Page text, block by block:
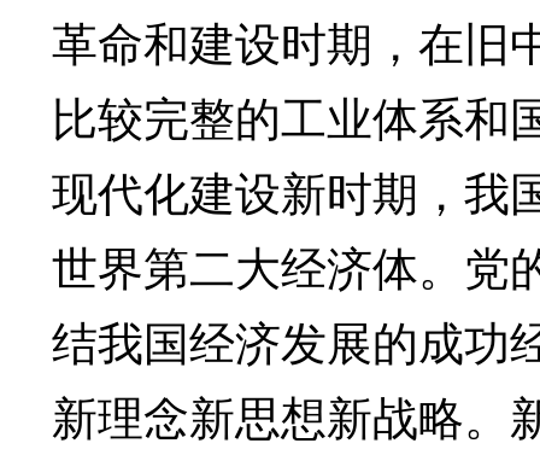
革命和建设时期，在旧
比较完整的工业体系和
现代化建设新时期，我
世界第二大经济体。党
结我国经济发展的成功
新理念新思想新战略。